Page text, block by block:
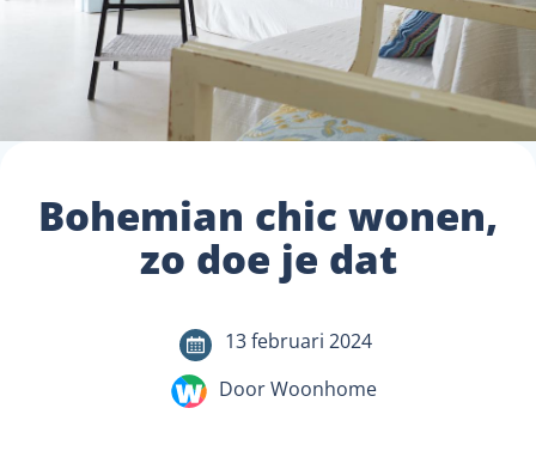
Bohemian chic wonen,
zo doe je dat
13 februari 2024
Door Woonhome